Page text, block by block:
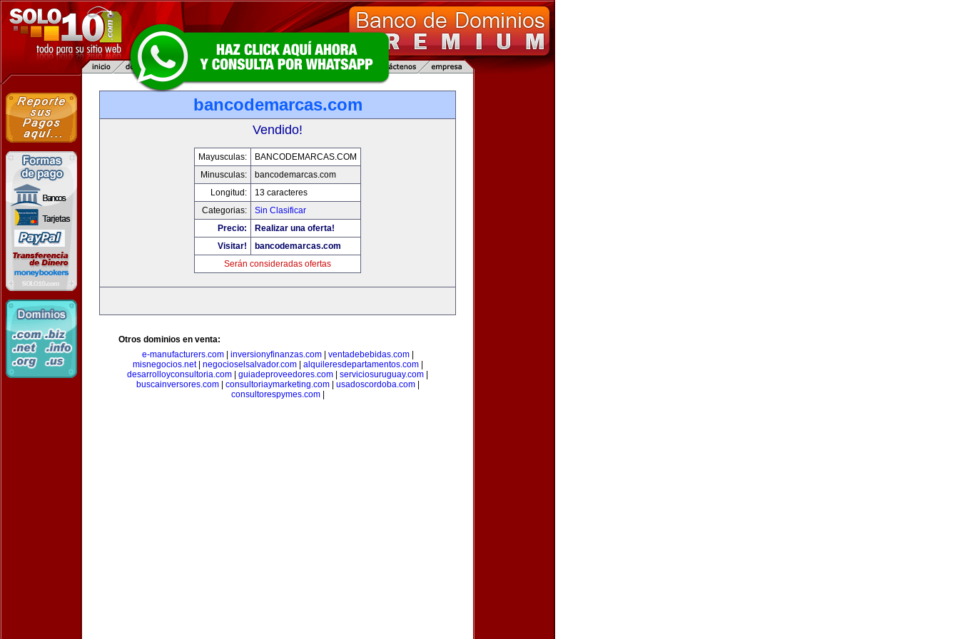
bancodemarcas.com
Vendido!
Mayusculas:
BANCODEMARCAS.COM
Minusculas:
bancodemarcas.com
Longitud:
13 caracteres
Categorias:
Sin Clasificar
Precio:
Realizar una oferta!
Visitar!
bancodemarcas.com
Serán consideradas ofertas
Otros dominios en venta:
e-manufacturers.com| inversionyfinanzas.com| ventadebebidas.com|
misnegocios.net| negocioselsalvador.com| alquileresdepartamentos.com|
desarrolloyconsultoria.com
guiadeproveedores.com serviciosuruguay.com
buscainversores.com| consultoriaymarketing.com| usadoscordoba.com|
consultorespymes.com|